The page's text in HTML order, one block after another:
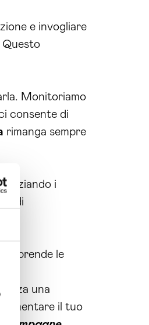
e invogliare
Questo
Monitoriamo
consente di
rimanga sempre
i
e di
le
una
il tuo